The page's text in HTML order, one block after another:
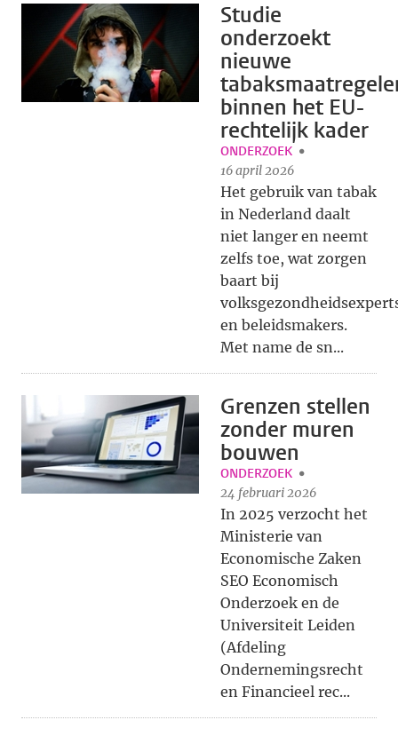
Studie
onderzoekt
nieuwe
binnen het EU-
rechtelijk kader
ONDERZOEK
16 april 2026
Het gebruik van tabak
in Nederland daalt
niet langer en neemt
zelfs toe, wat zorgen
baart bij
en beleidsmakers.
Met name de sn...
Grenzen stellen
zonder muren
bouwen
ONDERZOEK
24 februari 2026
In 2025 verzocht het
Ministerie van
Economische Zaken
SEO Economisch
Onderzoek en de
Universiteit Leiden
(Afdeling
Ondernemingsrecht
en Financieel rec...